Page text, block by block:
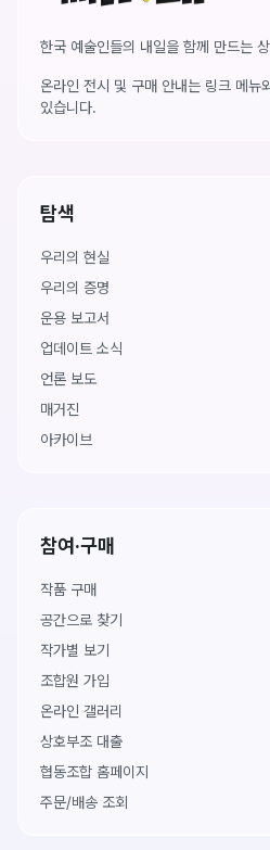
한국 예술인들의 내일을 함께 만드는
온라인 전시 및 구매 안내는 링크 메뉴
있습니다.
탐색
우리의 현실
우리의 증명
운용 보고서
업데이트 소식
언론 보도
매거진
아카이브
참여·구매
작품 구매
공간으로 찾기
작가별 보기
조합원 가입
온라인 갤러리
상호부조 대출
협동조합 홈페이지
주문/배송 조회